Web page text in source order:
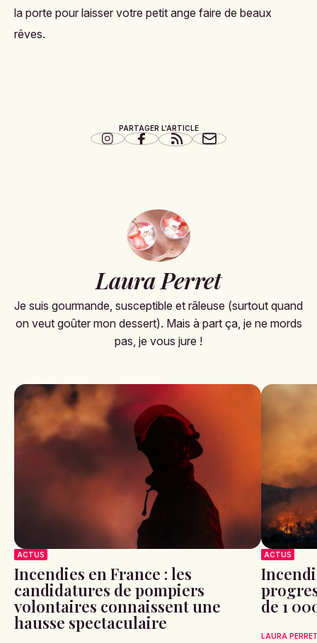
Cela procurera automatiquement une profonde détente
à votre enfant, qui ne pourra que ressentir votre
encourager votre enfant à rester silencieux et les yeux
massage à proprement parler). Petit à petit,
, son rythme cardiaque va ralentir et
vous le sentirez prêt à tomber dans les bras de Morphée.
Vous n'aurez alors plus qu'à éteindre la lumière et fermer
la porte pour laisser votre petit ange faire de beaux
rêves.
PARTAGER L'ARTICLE
Laura Perret
Je suis gourmande, susceptible et râleuse (surtout quand
on veut goûter mon dessert). Mais à part ça, je ne mords
pas, je vous jure !